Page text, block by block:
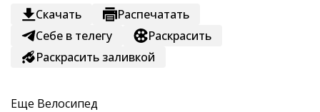
Скачать
Распечатать
Себе в телегу
Раскрасить
Раскрасить заливкой
Еще Велосипед